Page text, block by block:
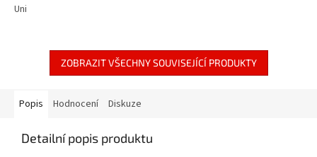
z
Uni
ZOBRAZIT VŠECHNY SOUVISEJÍCÍ PRODUKTY
Popis Hodnocení Diskuze
Detailní popis produktu